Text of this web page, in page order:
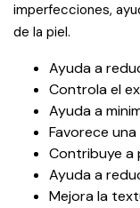
imperfecciones,
de la piel.
Ayuda a
Controla el
Ayuda a
Favorece
Contribuye a
Ayuda a
Mejora la